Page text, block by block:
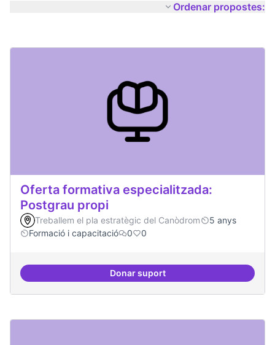
Ordenar propostes:
Oferta formativa especialitzada:
Postgrau propi
Treballem el pla estratègic del Canòdrom
5 anys
Formació i capacitació
0 0
Donar suportOferta formativa especialitzada: